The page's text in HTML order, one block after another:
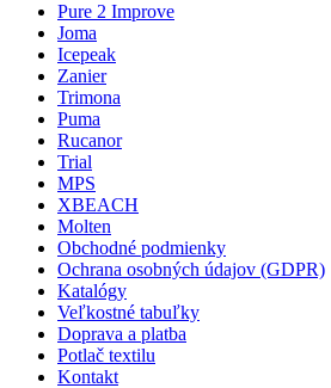
Pure 2 Improve
Joma
Icepeak
Zanier
Trimona
Puma
Rucanor
Trial
MPS
XBEACH
Molten
Obchodné podmienky
Ochrana osobných údajov (GDPR)
Katalógy
Veľkostné tabuľky
Doprava a platba
Potlač textilu
Kontakt